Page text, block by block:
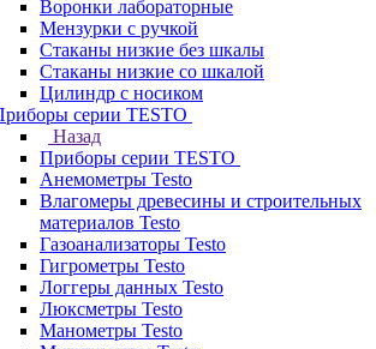
Воронки лабораторные
Мензурки с ручкой
Стаканы низкие без шкалы
Стаканы низкие со шкалой
Цилиндр с носиком
серии TESTO
Назад
Приборы серии TESTO
Анемометры Testo
Влагомеры древесины и строительных
материалов Testo
Газоанализаторы Testo
Гигрометры Testo
Логгеры данных Testo
Люксметры Testo
Манометры Testo